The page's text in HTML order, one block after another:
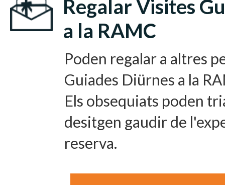
Regalar Visites
a la RAMC
Poden regalar a altres
Guiades Diürnes a la
Els obsequiats poden
desitgen gaudir de
reserva.